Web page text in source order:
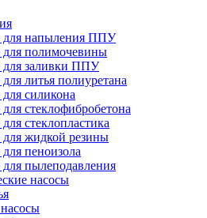
для напыления ППУ
для полимочевины
для заливки ППУ
литья полиуретана
силикона
стеклофибробетона
стеклопластика
жидкой резины
пеноизола
пылеподавления
насосы